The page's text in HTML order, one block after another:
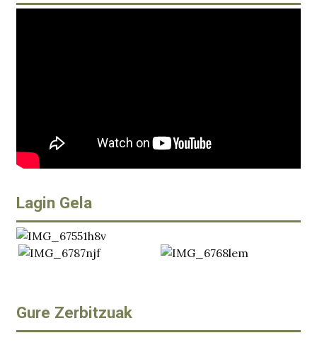
Lagin Gela
Gure Zerbitzuak